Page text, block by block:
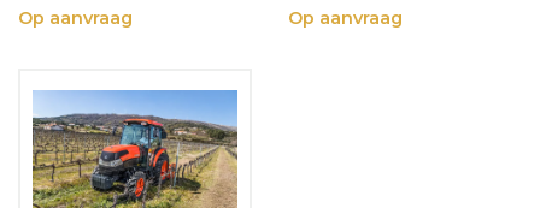
Op aanvraag Op aanvraag